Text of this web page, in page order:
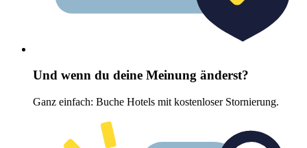
Und wenn du deine Meinung änderst?
Ganz einfach: Buche Hotels mit kostenloser Stornierung.